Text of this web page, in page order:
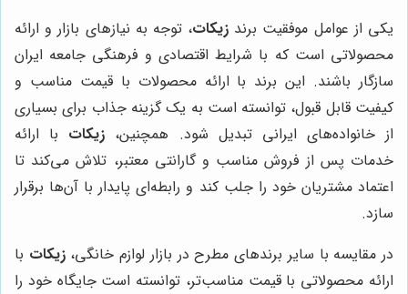
یکی از عوامل موفقیت برند زیکات، توجه به نیازهای بازار و ارائه
محصولاتی است که با شرایط اقتصادی و فرهنگی جامعه ایران
سازگار باشند. این برند با ارائه محصولات با قیمت مناسب و
کیفیت قابل قبول، توانسته است به یک گزینه جذاب برای بسیاری
از خانواده‌های ایرانی تبدیل شود. همچنین، زیکات با ارائه
خدمات پس از فروش مناسب و گارانتی معتبر، تلاش می‌کند تا
اعتماد مشتریان خود را جلب کند و رابطه‌ای پایدار با آن‌ها برقرار
سازد.
در مقایسه با سایر برندهای مطرح در بازار لوازم خانگی،زیکات با
ارائه محصولاتی با قیمت مناسب‌تر، توانسته است جایگاه خود را